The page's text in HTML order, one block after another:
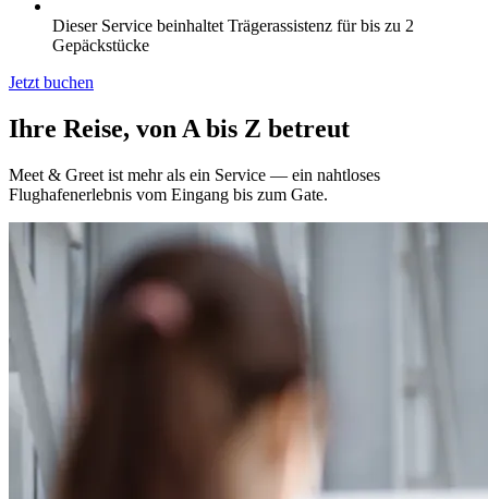
Dieser Service beinhaltet Trägerassistenz für bis zu 2
Gepäckstücke
Jetzt buchen
Ihre Reise, von A bis Z betreut
Meet & Greet ist mehr als ein Service — ein nahtloses
Flughafenerlebnis vom Eingang bis zum Gate.